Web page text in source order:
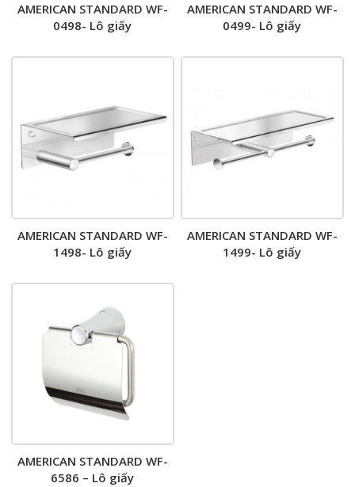
AMERICAN STANDARD WF-
0498- Lô giấy
AMERICAN STANDARD WF-
0499- Lô giấy
AMERICAN STANDARD WF-
1498- Lô giấy
AMERICAN STANDARD WF-
1499- Lô giấy
AMERICAN STANDARD WF-
6586 – Lô giấy